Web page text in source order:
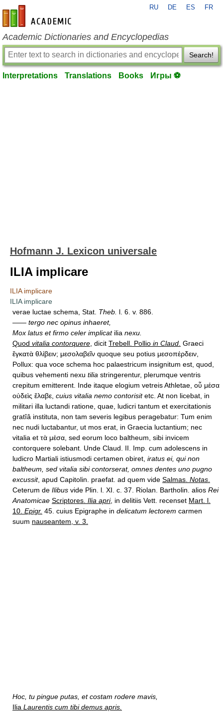
en-academic.com
RU DE ES FR
Academic Dictionaries and Encyclopedias
Search!
Interpretations Translations Books Игры ⚽
Hofmann J. Lexicon universale
ILIA implicare
ILIA implicare
ILIA implicare
verae luctae schema, Stat. Theb. l. 6. v. 886.
—— tergo nec opinus inhaeret,
Mox latus et firmo celer implicatilia nexu.
Quod vitalia contorquere dicit Trebell. Pollio in Claud Graeci
ἔγκατὰ θλίβειν; μεσολαβεῖν quoque seu potius μεσοπέρδειν,
Pollux: qua voce schema hoc palaestricum insignitum est, quod,
quibus vehementi nexu tilia stringerentur, plerumque ventris
crepitum emitterent. Inde itaque elogium vetreis Athletae, οὗ μέσα
οὐδεὶς ἔλαβε, cuius vitalia nemo contorisitetc. At non licebat, in
militari illa luctandi ratione, quae, ludicri tantum et exercitationis
gratîâ instituta, non tam severis legibus peragebatur: Tum enim
nec nudi luctabantur, ut mos erat, in Graecia luctantium; nec
vitalia et τὰ μέσα, sed eorum loco baltheum, sibi invicem
contorquere solebant. Unde Claud. II. Imp. cum adolescens in
ludicro Martiali istiusmodi certamen obiret, iratus ei, qui non
baltheum, sed vitalia sibi contorserat, omnes dentes uno pugno
excussit, apud Capitolin. praefat. ad quem vide Salmas. Notas
Ceterum de Ilibus vide Plin. l. XI. c. 37. Riolan. Bartholin. alios Rei
Anatomicae Scriptores. Ilia apri, in delitiis Vett. recenset Mart. l.
10. Epigr. 45. cuius Epigraphe in delicatum lectorem carmen
suum nauseantem, v. 3.
Hoc, tu pingue putas, et costam rodere mavis,
Ilia Laurentis cum tibi demus apris.